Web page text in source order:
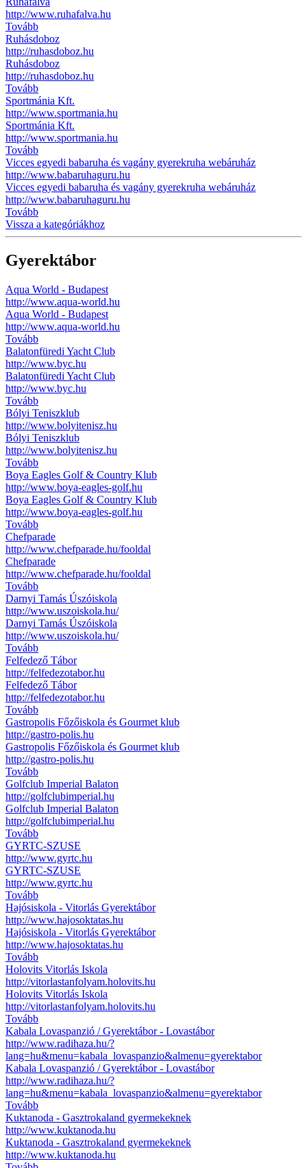
http://www.ruhafalva.hu
Tovább
Ruhásdoboz
http://ruhasdoboz.hu
Ruhásdoboz
http://ruhasdoboz.hu
Tovább
Sportmánia Kft.
http://www.sportmania.hu
Sportmánia Kft.
http://www.sportmania.hu
Tovább
Vicces egyedi babaruha és vagány gyerekruha webáruház
http://www.babaruhaguru.hu
Vicces egyedi babaruha és vagány gyerekruha webáruház
http://www.babaruhaguru.hu
Tovább
Vissza a kategóriákhoz
Gyerektábor
Aqua World - Budapest
http://www.aqua-world.hu
Aqua World - Budapest
http://www.aqua-world.hu
Tovább
Balatonfüredi Yacht Club
http://www.byc.hu
Balatonfüredi Yacht Club
http://www.byc.hu
Tovább
Bólyi Teniszklub
http://www.bolyitenisz.hu
Bólyi Teniszklub
http://www.bolyitenisz.hu
Tovább
Boya Eagles Golf & Country Klub
http://www.boya-eagles-golf.hu
Boya Eagles Golf & Country Klub
http://www.boya-eagles-golf.hu
Tovább
Chefparade
http://www.chefparade.hu/fooldal
Chefparade
http://www.chefparade.hu/fooldal
Tovább
Darnyi Tamás Úszóiskola
http://www.uszoiskola.hu/
Darnyi Tamás Úszóiskola
http://www.uszoiskola.hu/
Tovább
Felfedező Tábor
http://felfedezotabor.hu
Felfedező Tábor
http://felfedezotabor.hu
Tovább
Gastropolis Főzőiskola és Gourmet klub
http://gastro-polis.hu
Gastropolis Főzőiskola és Gourmet klub
http://gastro-polis.hu
Tovább
Golfclub Imperial Balaton
http://golfclubimperial.hu
Golfclub Imperial Balaton
http://golfclubimperial.hu
Tovább
GYRTC-SZUSE
http://www.gyrtc.hu
GYRTC-SZUSE
http://www.gyrtc.hu
Tovább
Hajósiskola - Vitorlás Gyerektábor
http://www.hajosoktatas.hu
Hajósiskola - Vitorlás Gyerektábor
http://www.hajosoktatas.hu
Tovább
Holovits Vitorlás Iskola
http://vitorlastanfolyam.holovits.hu
Holovits Vitorlás Iskola
http://vitorlastanfolyam.holovits.hu
Tovább
Kabala Lovaspanzió / Gyerektábor - Lovastábor
http://www.radihaza.hu/?
lang=hu&menu=kabala_lovaspanzio&almenu=gyerektabor
Kabala Lovaspanzió / Gyerektábor - Lovastábor
http://www.radihaza.hu/?
lang=hu&menu=kabala_lovaspanzio&almenu=gyerektabor
Tovább
Kuktanoda - Gasztrokaland gyermekeknek
http://www.kuktanoda.hu
Kuktanoda - Gasztrokaland gyermekeknek
http://www.kuktanoda.hu